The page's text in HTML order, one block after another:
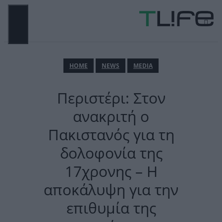
Μετάβαση
ΗΟΜΕ NEWS MEDIA
Περιστέρι: Στον
ανακριτή ο
Πακιστανός για τη
δολοφονία της
17χρονης – Η
αποκάλυψη για την
επιθυμία της